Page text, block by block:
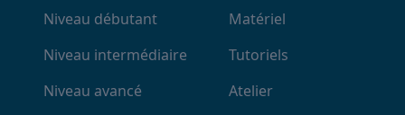
Niveau débutant
Niveau intermédiaire
Niveau avancé
Matériel
Tutoriels
Atelier